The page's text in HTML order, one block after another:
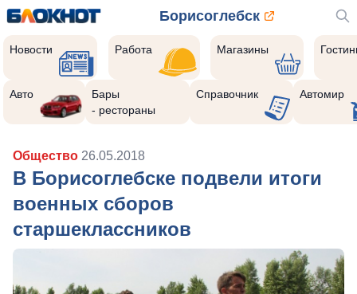
Борисоглебск
Новости Работа Магазины
Авто
Бары
- рестораны
Справочник Автомир
Общество 26.05.2018
В Борисоглебске подвели итоги
военных сборов
старшеклассников